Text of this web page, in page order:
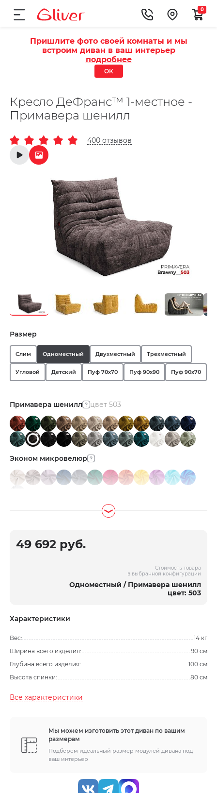
0
Пришлите фото своей комнаты и мы
встроим диван в ваш интерьер
подробнее
ОК
Кресло ДеФранс™️ 1-местное -
Примавера шенилл
400 отзывов
Размер
Слим Одноместный Двухместный Трехместный
Угловой Детский Пуф 70х70 Пуф 90х90 Пуф 90х70
Примавера шенилл цвет 503
Эконом микровелюр
Стоимость товара
в выбранной конфигурации
Одноместный / Примавера шенилл
цвет: 503
49 692 руб.
Характеристики
Вес:
14 кг
Ширина всего изделия:
90 см
Глубина всего изделия:
100 см
Высота спинки:
80 см
Все характеристики
Мы можем изготовить этот диван по вашим
размерам
Подберем идеальный размер модулей дивана под
ваш интерьер